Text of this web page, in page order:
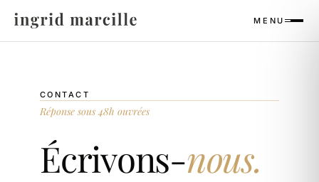
MENU
CONTACT
Réponse sous 48h ouvrées
Écrivons-nous.